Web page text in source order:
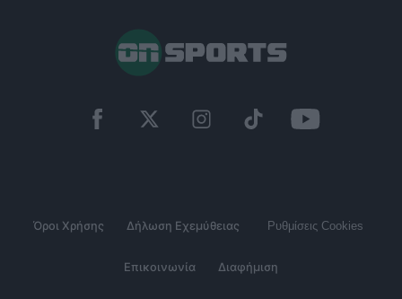
Όροι Χρήσης Δήλωση Εχεμύθειας Ρυθμίσεις Cookies
Επικοινωνία Διαφήμιση